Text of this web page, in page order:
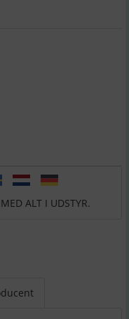
ALT I UDSTYR.